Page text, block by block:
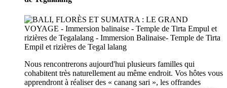
Nous rencontrerons aujourd'hui plusieurs familles qui
cohabitent très naturellement au même endroit. Vos hôtes vous
apprendront à réaliser des « canang sari », les offrandes